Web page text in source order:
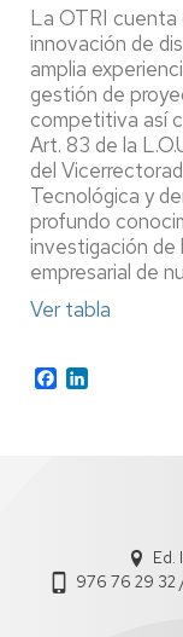
La OTRI cuenta
innovación de
amplia
gestión de
competitiva así
Art. 83 de la
del
Tecnológica y
profundo
investigación de
empresarial de
Ver tabla
Facebook
Ed.
976 76 29 32